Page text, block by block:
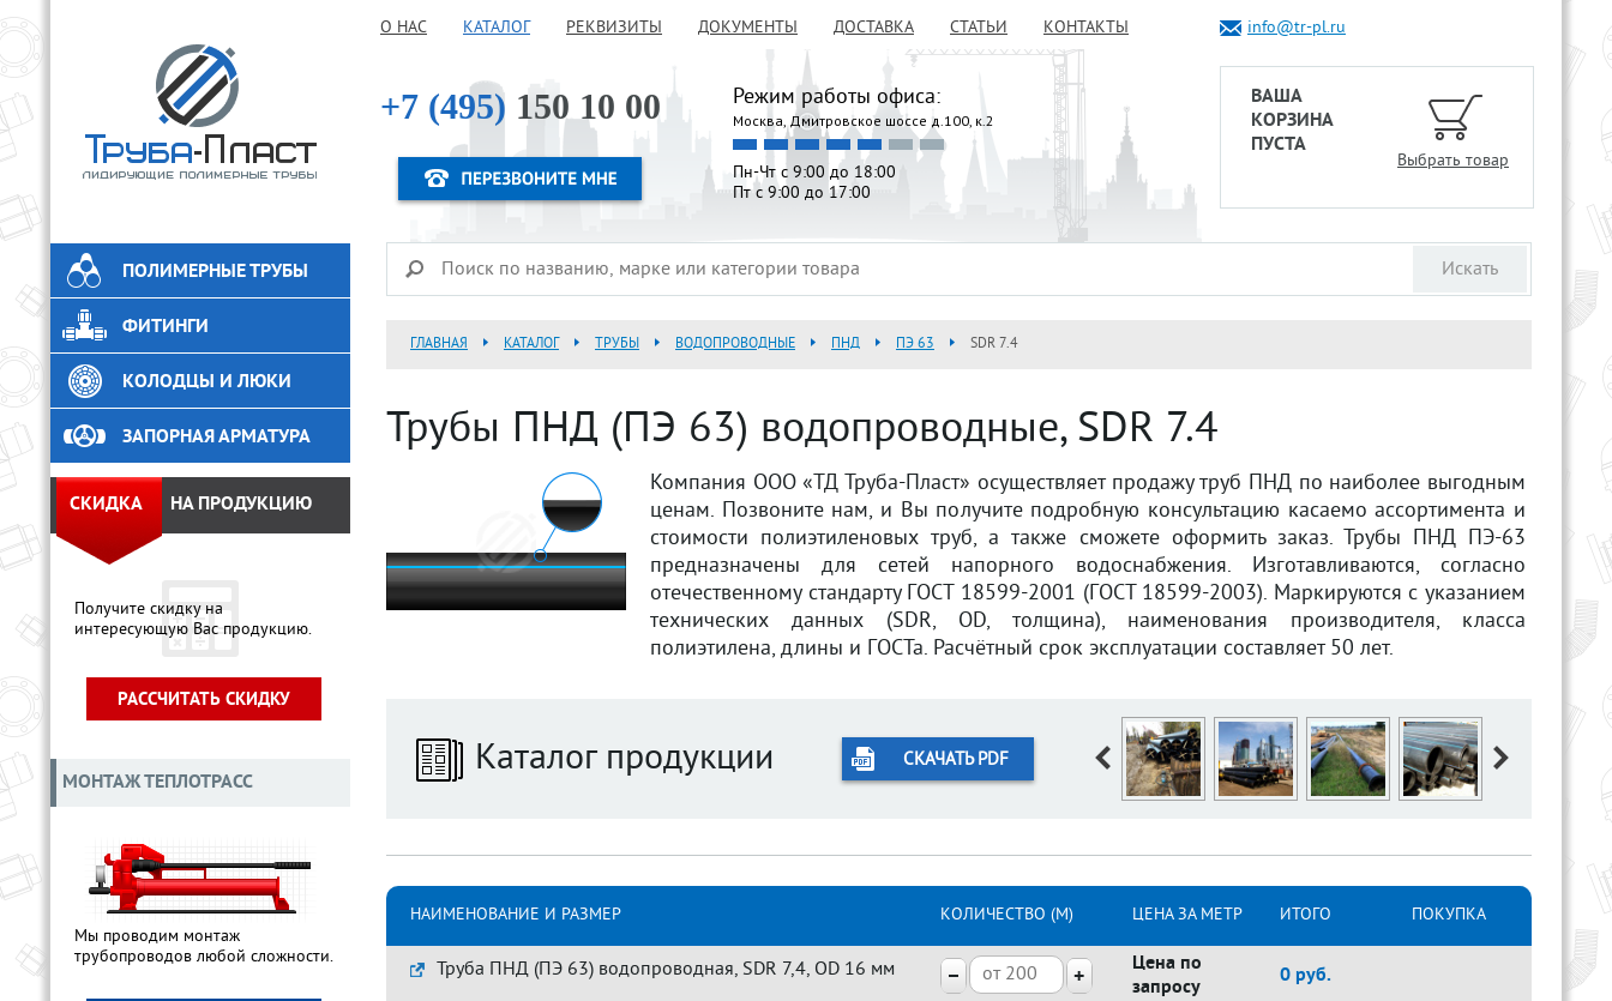
info@tr-pl.ru
ВАША
КОРЗИНА
ПУСТА
Выбрать товар
О НАС КАТАЛОГ РЕКВИЗИТЫ ДОКУМЕНТЫ ДОСТАВКА СТАТЬИ КОНТАКТЫ
+7 (495) 150 10 00 Режим работы офиса:
Москва, Дмитровское шоссе д.100, к.2
Пн-Чт с 9:00 до 18:00
Пт с 9:00 до 17:00
ГЛАВНАЯ КАТАЛОГ ТРУБЫ ВОДОПРОВОДНЫЕ ПНД ПЭ 63 SDR 7.4
Трубы ПНД (ПЭ 63) водопроводные, SDR 7.4
Компания ООО «ТД Труба-Пласт» осуществляет продажу труб ПНД по наиболее выгодным
ценам. Позвоните нам, и Вы получите подробную консультацию касаемо ассортимента и
стоимости полиэтиленовых труб, а также сможете оформить заказ. Трубы ПНД ПЭ-63
предназначены для сетей напорного водоснабжения. Изготавливаются, согласно
отечественному стандарту ГОСТ 18599-2001 (ГОСТ 18599-2003). Маркируются с указанием
технических данных (SDR, OD, толщина), наименования производителя, класса
полиэтилена, длины и ГОСТа. Расчётный срок эксплуатации составляет 50 лет.
Каталог продукции СКАЧАТЬ PDF
НАИМЕНОВАНИЕ И РАЗМЕР КОЛИЧЕСТВО (M) ЦЕНА ЗА МЕТР ИТОГО ПОКУПКА
Труба ПНД (ПЭ 63) водопроводная, SDR 7,4, OD 16 мм
Цена по
запросу
0 руб.
ПОЛИМЕРНЫЕ ТРУБЫ
ФИТИНГИ
КОЛОДЦЫ И ЛЮКИ
ЗАПОРНАЯ АРМАТУРА
Получите скидку на
интересующую Вас продукцию.
СКИДКА НА ПРОДУКЦИЮ
РАССЧИТАТЬ СКИДКУ
МОНТАЖ ТЕПЛОТРАСС
Мы проводим монтаж
трубопроводов любой сложности.